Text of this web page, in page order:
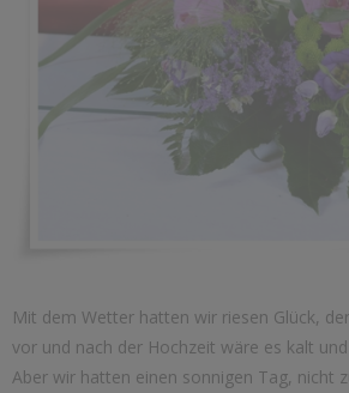
Mit dem Wetter hatten wir riesen Glück,
vor und nach der Hochzeit wäre es kalt
Aber wir hatten einen sonnigen Tag, nicht